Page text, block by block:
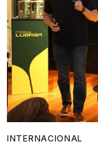
INTERNACIONAL